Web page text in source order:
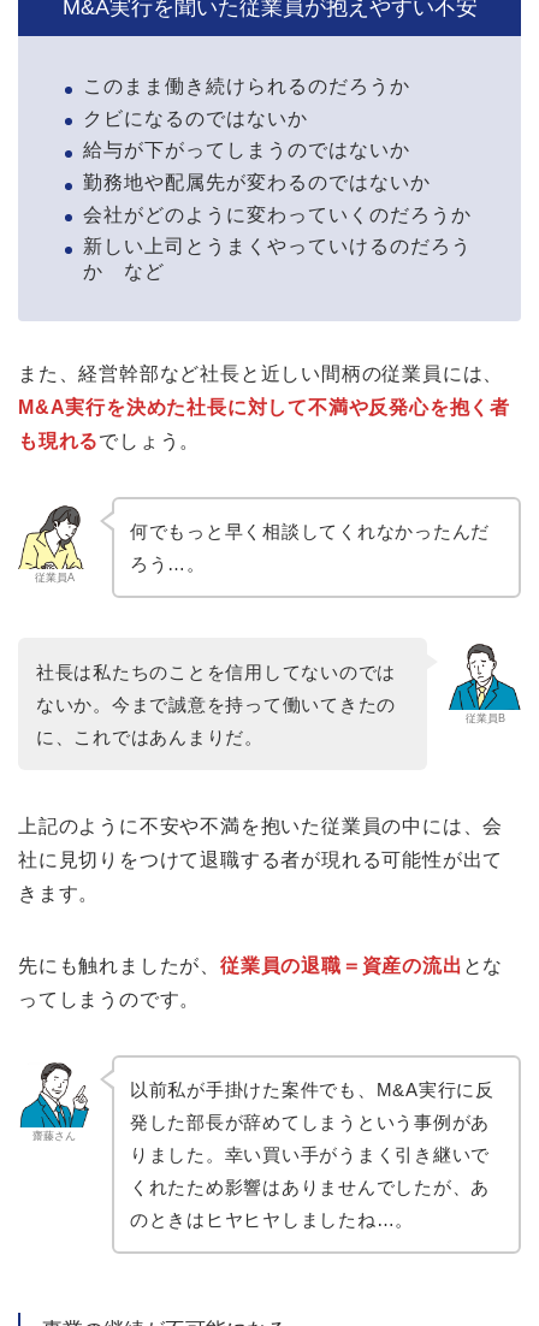
M&A実行を聞いた従業員が抱えやすい不安
このまま働き続けられるのだろうか
クビになるのではないか
給与が下がってしまうのではないか
勤務地や配属先が変わるのではないか
会社がどのように変わっていくのだろうか
新しい上司とうまくやっていけるのだろう
か など
また、経営幹部など社長と近しい間柄の従業員には、
M&A実行を決めた社長に対して不満や反発心を抱く者
も現れるでしょう。
従業員A
何でもっと早く相談してくれなかったんだ
ろう…。
従業員B
社長は私たちのことを信用してないのでは
ないか。今まで誠意を持って働いてきたの
に、これではあんまりだ。
上記のように不安や不満を抱いた従業員の中には、会
社に見切りをつけて退職する者が現れる可能性が出て
きます。
先にも触れましたが、 従業員の退職＝資産の流出 とな
ってしまうのです。
齋藤さん
以前私が手掛けた案件でも、M&A実行に反
発した部長が辞めてしまうという事例があ
りました。幸い買い手がうまく引き継いで
くれたため影響はありませんでしたが、あ
のときはヒヤヒヤしましたね…。